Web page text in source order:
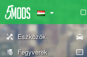
Eszközök
Fegyverek